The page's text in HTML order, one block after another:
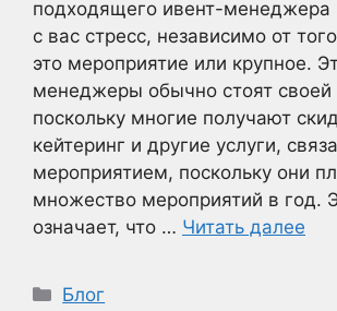
подходящего ивент-менеджера
с вас стресс, независимо от
это мероприятие или крупное.
менеджеры обычно стоят
поскольку многие получают
кейтеринг и другие услуги,
мероприятием, поскольку они
множество мероприятий в год.
означает, что … Читать далее
Рубрики
Блог